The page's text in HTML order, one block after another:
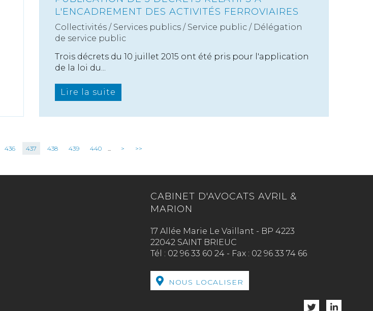
L'ENCADREMENT DES ACTIVITÉS FERROVIAIRES
Collectivités / Services publics / Service public / Délégation
de service public
Trois décrets du 10 juillet 2015 ont été pris pour l'application
de la loi du...
Lire la suite
436 437 438 439 440 ... > >>
CABINET D'AVOCATS AVRIL &
MARION
17 Allée Marie Le Vaillant - BP 4223
22042 SAINT BRIEUC
Tél : 02 96 33 60 24 - Fax : 02 96 33 74 66
NOUS LOCALISER